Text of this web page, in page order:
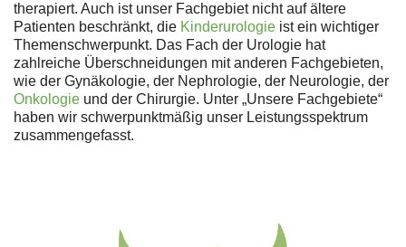
therapiert. Auch ist unser Fachgebiet nicht auf ältere
Patienten beschränkt, die Kinderurologie ist ein wichtiger
Themenschwerpunkt. Das Fach der Urologie hat
zahlreiche Überschneidungen mit anderen Fachgebieten,
wie der Gynäkologie, der Nephrologie, der Neurologie, der
Onkologie und der Chirurgie. Unter „Unsere Fachgebiete“
haben wir schwerpunktmäßig unser Leistungsspektrum
zusammengefasst.